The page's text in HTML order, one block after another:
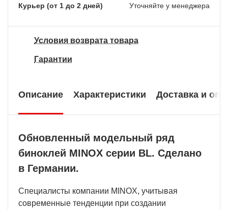
Курьер (от 1 до 2 дней) Уточняйте у менеджера
Условия возврата товара
Гарантии
Описание Характеристики Доставка и
Обновленный модельный ряд
биноклей MINOX серии BL. Сделано
в Германии.
Специалисты компании MINOX, учитывая
современные тенденции при создании